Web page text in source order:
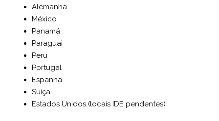
Alemanha
México
Panamá
Paraguai
Peru
Portugal
Espanha
Suíça
Estados Unidos (locais IDE pendentes)